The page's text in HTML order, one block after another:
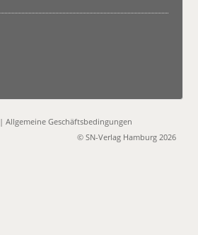
|Allgemeine Geschäftsbedingungen
© SN-Verlag Hamburg 2026